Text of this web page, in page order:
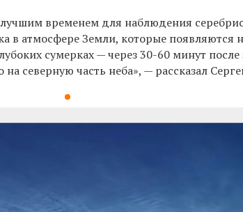
временем для наблюдения
в атмосфере Земли, которые появляются
сумерках — через 30-60 минут после
северную часть неба», — рассказал